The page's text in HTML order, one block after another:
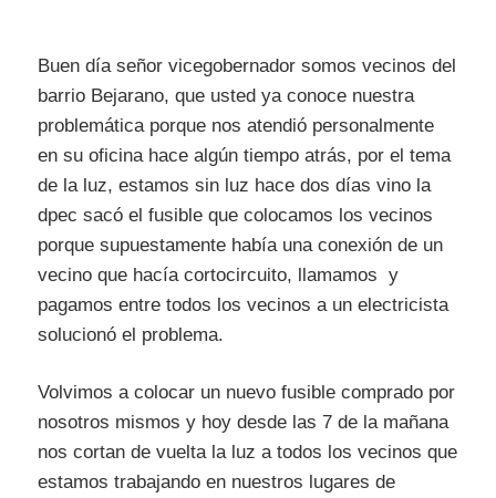
Buen día señor vicegobernador somos vecinos del
barrio Bejarano, que usted ya conoce nuestra
problemática porque nos atendió personalmente
en su oficina hace algún tiempo atrás, por el tema
de la luz, estamos sin luz hace dos días vino la
dpec sacó el fusible que colocamos los vecinos
porque supuestamente había una conexión de un
vecino que hacía cortocircuito, llamamos y
pagamos entre todos los vecinos a un electricista
solucionó el problema.
Volvimos a colocar un nuevo fusible comprado por
nosotros mismos y hoy desde las 7 de la mañana
nos cortan de vuelta la luz a todos los vecinos que
estamos trabajando en nuestros lugares de